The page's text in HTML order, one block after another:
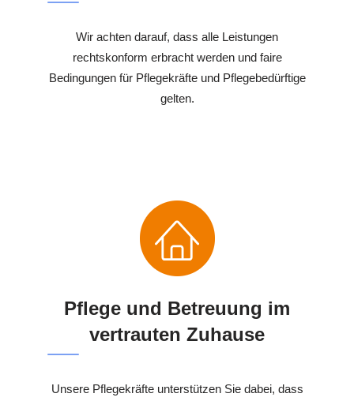
Wir achten darauf, dass alle Leistungen
rechtskonform erbracht werden und faire
Bedingungen für Pflegekräfte und Pflegebedürftige
gelten.
Pflege und Betreuung im
vertrauten Zuhause
Unsere Pflegekräfte unterstützen Sie dabei, dass